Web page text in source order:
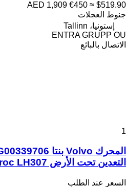
AED 1,909 €450 ≈ $519.90
جنوط العجلات
إستونيا، Tallinn
ENTRA GRUPP OU
الاتصال بالبائع
1
التعدين تحت الأرض Epiroc LH307
السعر عند الطلب